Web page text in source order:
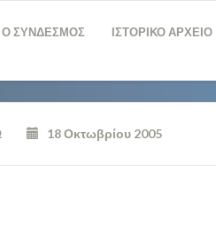
Ο ΣΥΝΔΕΣΜΟΣ ΙΣΤΟΡΙΚΟ ΑΡΧΕΙΟ
18 Οκτωβρίου 2005